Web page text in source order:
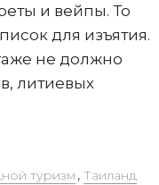
и вейпы. То
для изъятия.
не должно
литиевых
туризм , Таиланд